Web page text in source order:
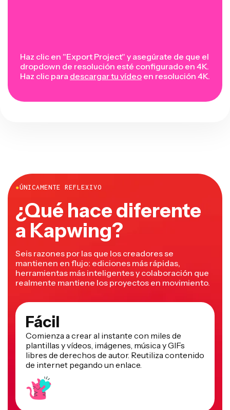
Haz clic en "Export Project" y asegúrate de que el
dropdown de resolución esté configurado en 4K.
Haz clic para descargar tu vídeo en resolución 4K.
●ÚNICAMENTE REFLEXIVO
¿Qué hace diferente
a Kapwing?
Seis razones por las que los creadores se
mantienen en flujo: ediciones más rápidas,
herramientas más inteligentes y colaboración que
realmente mantiene los proyectos en movimiento.
Fácil
Comienza a crear al instante con miles de
plantillas y vídeos, imágenes, música y GIFs
libres de derechos de autor. Reutiliza contenido
de internet pegando un enlace.